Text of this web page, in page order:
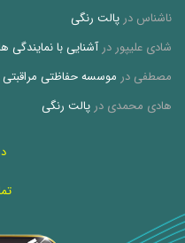
ناشناس در پالت رنگی
شادی علیپور درآشنایی با نمایندگی
مصطفی در موسسه حفاظتی
هادی محمدی در پالت رنگی